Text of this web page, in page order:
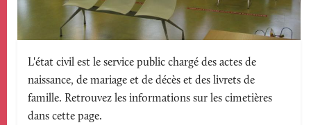
Texte
accroche
L'état civil est le service public chargé des actes de
naissance, de mariage et de décès et des livrets de
famille. Retrouvez les informations sur les cimetières
dans cette page.